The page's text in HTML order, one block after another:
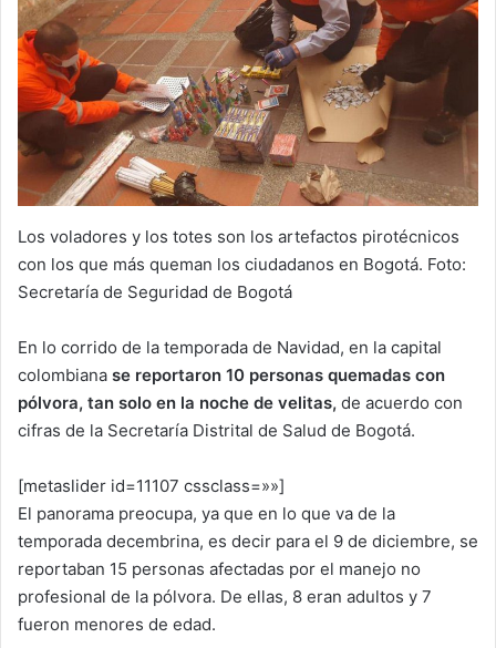
Los voladores y los totes son los artefactos pirotécnicos
con los que más queman los ciudadanos en Bogotá. Foto:
Secretaría de Seguridad de Bogotá
En lo corrido de la temporada de Navidad, en la capital
colombiana se reportaron 10 personas quemadas con
pólvora, tan solo en la noche de velitas, de acuerdo con
cifras de la Secretaría Distrital de Salud de Bogotá.
[metaslider id=11107 cssclass=»»]
El panorama preocupa, ya que en lo que va de la
temporada decembrina, es decir para el 9 de diciembre, se
reportaban 15 personas afectadas por el manejo no
profesional de la pólvora. De ellas, 8 eran adultos y 7
fueron menores de edad.